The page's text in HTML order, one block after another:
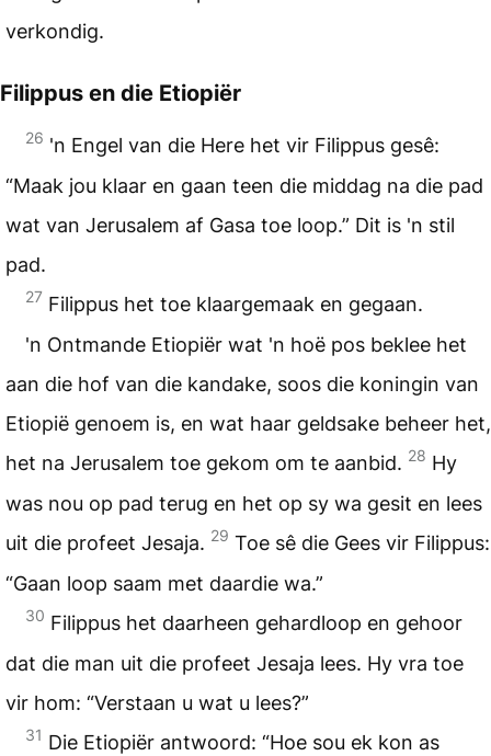
verkondig.
Filippus en die Etiopiër
26 'n Engel van die Here het vir Filippus gesê:
“Maak jou klaar en gaan teen die middag na die pad
wat van Jerusalem af Gasa toe loop.” Dit is 'n stil
pad.
27 Filippus het toe klaargemaak en gegaan.
'n Ontmande Etiopiër wat 'n hoë pos beklee het
aan die hof van die kandake, soos die koningin van
Etiopië genoem is, en wat haar geldsake beheer het,
het na Jerusalem toe gekom om te aanbid. 28 Hy
was nou op pad terug en het op sy wa gesit en lees
uit die profeet Jesaja. 29 Toe sê die Gees vir Filippus:
“Gaan loop saam met daardie wa.”
30 Filippus het daarheen gehardloop en gehoor
dat die man uit die profeet Jesaja lees. Hy vra toe
vir hom: “Verstaan u wat u lees?”
31 Die Etiopiër antwoord: “Hoe sou ek kon as